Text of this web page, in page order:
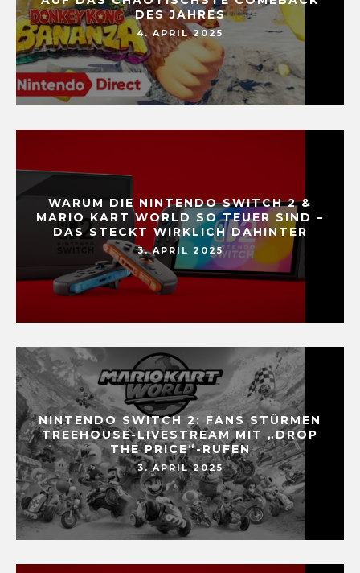
DES JAHRES
4. APRIL 2025
WARUM DIE NINTENDO SWITCH 2 &
MARIO KART WORLD SO TEUER SIND –
DAS STECKT WIRKLICH DAHINTER
3. APRIL 2025
NINTENDO SWITCH 2: FANS STÜRMEN
TREEHOUSE-LIVESTREAM MIT „DROP
THE PRICE“-RUFEN
3. APRIL 2025